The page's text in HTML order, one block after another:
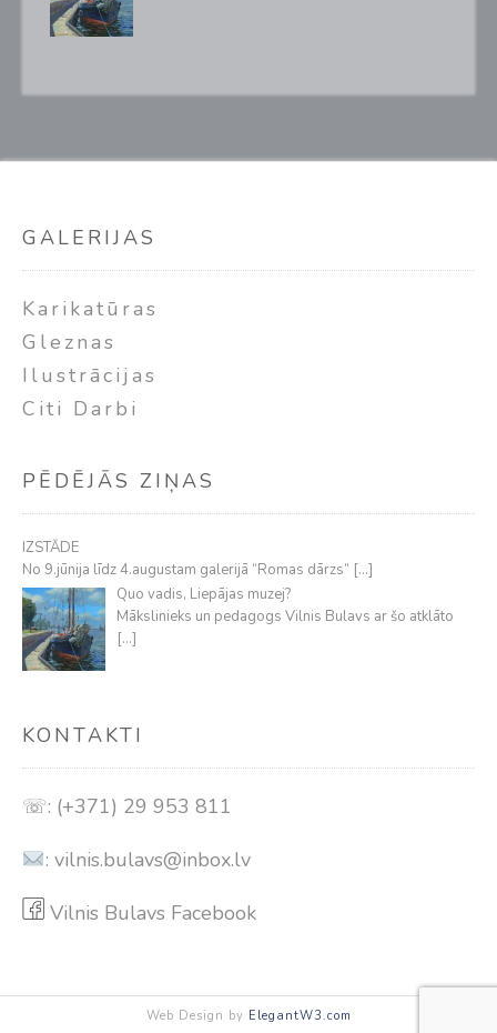
GALERIJAS
Karikatūras
Gleznas
Ilustrācijas
Citi Darbi
PĒDĒJĀS ZIŅAS
IZSTĀDE
No 9.jūnija līdz 4.augustam galerijā “Romas dārzs” […]
Quo vadis, Liepājas muzej?
Mākslinieks un pedagogs Vilnis Bulavs ar šo atklāto
[…]
KONTAKTI
☏: (+371) 29 953 811
: vilnis.bulavs@inbox.lv
Vilnis Bulavs Facebook
Web Design by ElegantW3.com